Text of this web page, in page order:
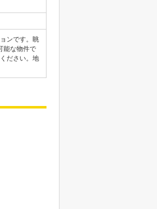
ンです。眺
能な物件で
ださい。地